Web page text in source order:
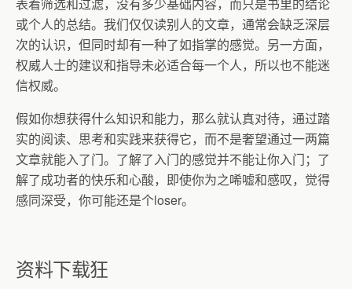
或个人的总结。我们仅仅读别人的文章，通常会缺乏深层
次的认识，但同时却有一种了如指掌的感觉。另一方面，
权威人士的建议和指导未必适合每一个人，所以也不能迷
信权威。
假如你想获得什么知识和能力，那么就认真对待，通过踏
实的阅读、思考和实践来获得它，而不是奢望通过一两篇
文章就能入了门。了解了入门的感觉并不能让你入门；了
解了成功者的快乐和心酸，即使你为之唏嘘和感叹，觉得
感同深受，你可能还是个loser。
资料下载狂